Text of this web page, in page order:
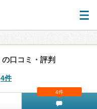
の口コミ・評判
4件
4件